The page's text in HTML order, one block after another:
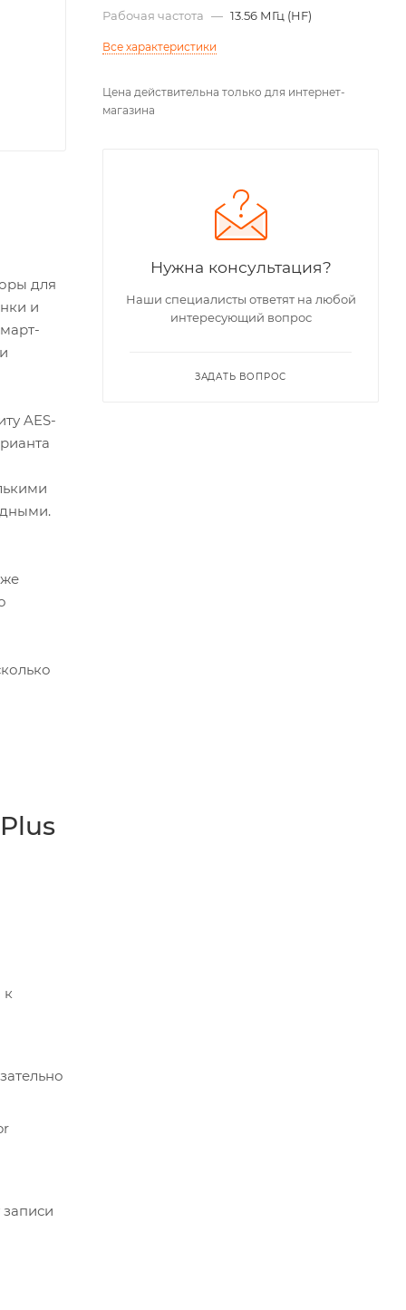
для
и
AES-
к
Рабочая частота — 13.56 МГц (HF)
Все характеристики
Цена действительна только для интернет-
магазина
Нужна консультация?
Наши специалисты ответят на любой
интересующий вопрос
ЗАДАТЬ ВОПРОС